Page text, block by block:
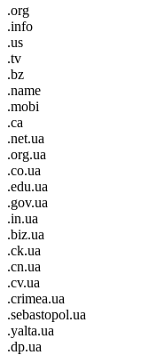
.org
.info
.us
.tv
.bz
.name
.mobi
.ca
.net.ua
.org.ua
.co.ua
.edu.ua
.gov.ua
.in.ua
.biz.ua
.ck.ua
.cn.ua
.cv.ua
.crimea.ua
.sebastopol.ua
.yalta.ua
.dp.ua